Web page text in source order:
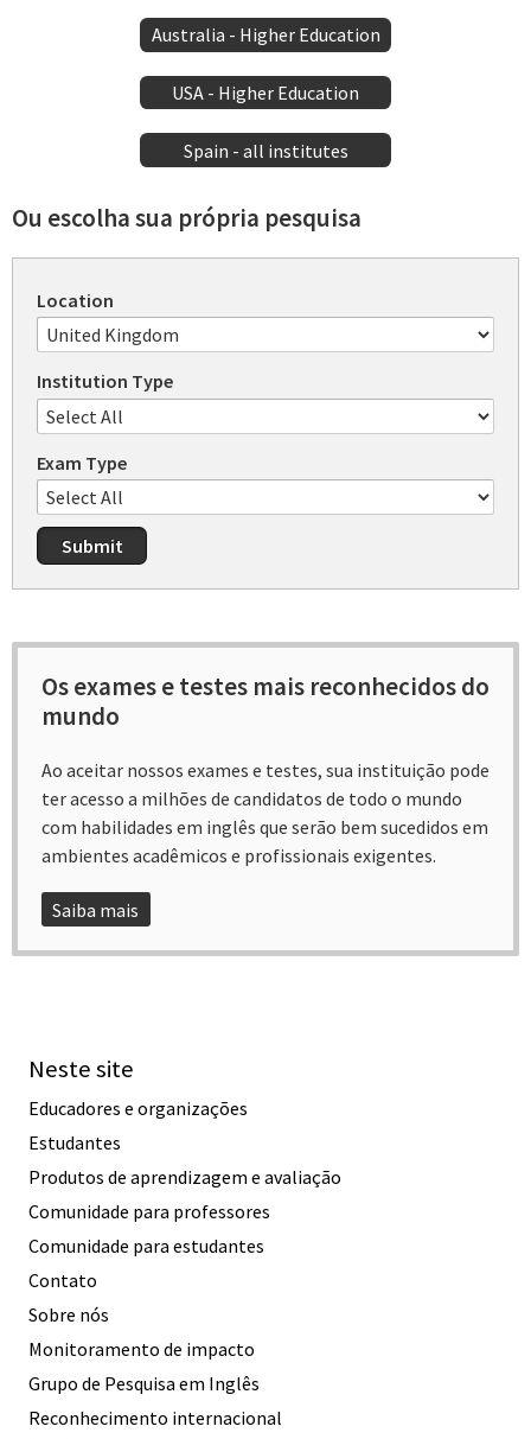
Australia - Higher Education
USA - Higher Education
Spain - all institutes
Ou escolha sua própria pesquisa
Location
Institution Type
Exam Type
Os exames e testes mais reconhecidos do
mundo
Ao aceitar nossos exames e testes, sua instituição pode
ter acesso a milhões de candidatos de todo o mundo
com habilidades em inglês que serão bem sucedidos em
ambientes acadêmicos e profissionais exigentes.
Saiba mais
Neste site
Educadores e organizações
Estudantes
Produtos de aprendizagem e avaliação
Comunidade para professores
Comunidade para estudantes
Contato
Sobre nós
Monitoramento de impacto
Grupo de Pesquisa em Inglês
Reconhecimento internacional